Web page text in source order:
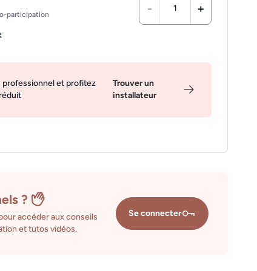
participation - +
professionnel et profitez
Trouver un
installateur
?
accéder aux conseils
et tutos vidéos.
Se connecter